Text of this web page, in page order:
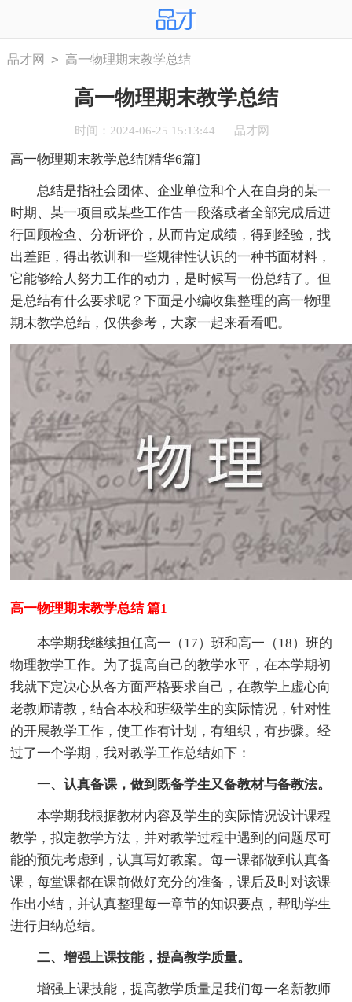
品才网 > 高一物理期末教学总结
高一物理期末教学总结
时间：2024-06-25 15:13:44 品才网
高一物理期末教学总结[精华6篇]
总结是指社会团体、企业单位和个人在自身的某一
时期、某一项目或某些工作告一段落或者全部完成后进
行回顾检查、分析评价，从而肯定成绩，得到经验，找
出差距，得出教训和一些规律性认识的一种书面材料，
它能够给人努力工作的动力，是时候写一份总结了。但
是总结有什么要求呢？下面是小编收集整理的高一物理
期末教学总结，仅供参考，大家一起来看看吧。
高一物理期末教学总结 篇1
本学期我继续担任高一（17）班和高一（18）班的
物理教学工作。为了提高自己的教学水平，在本学期初
我就下定决心从各方面严格要求自己，在教学上虚心向
老教师请教，结合本校和班级学生的实际情况，针对性
的开展教学工作，使工作有计划，有组织，有步骤。经
过了一个学期，我对教学工作总结如下：
一、认真备课，做到既备学生又备教材与备教法。
本学期我根据教材内容及学生的实际情况设计课程
教学，拟定教学方法，并对教学过程中遇到的问题尽可
能的预先考虑到，认真写好教案。每一课都做到认真备
课，每堂课都在课前做好充分的准备，课后及时对该课
作出小结，并认真整理每一章节的知识要点，帮助学生
进行归纳总结。
二、增强上课技能，提高教学质量。
增强上课技能，提高教学质量是我们每一名新教师